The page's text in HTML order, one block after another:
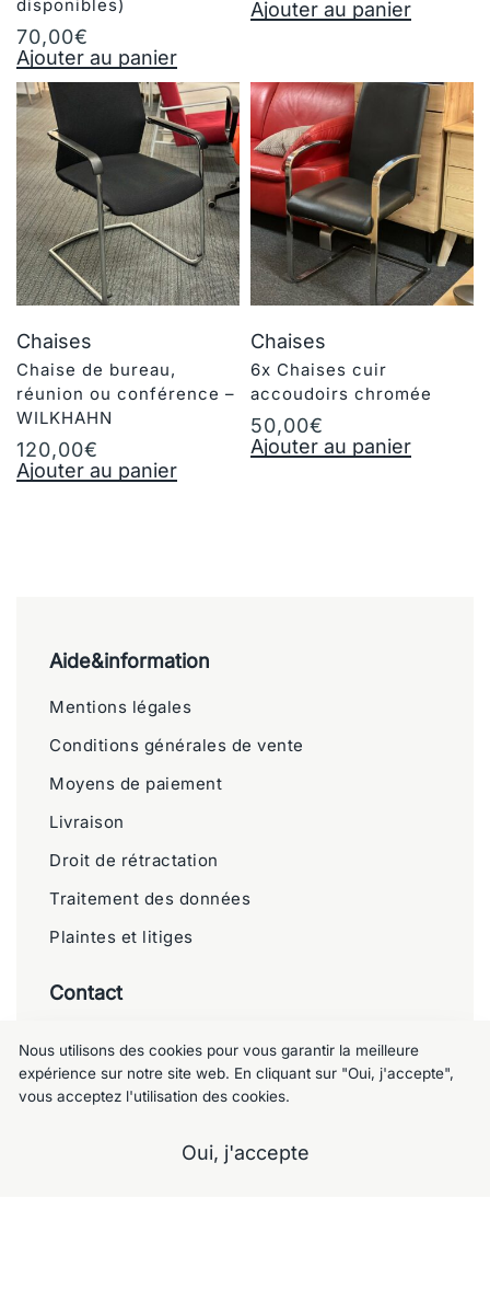
disponibles)
70,00€
Ajouter au panier
Ajouter au panier
Chaises
Chaise de bureau,
réunion ou conférence –
WILKHAHN
120,00€
Ajouter au panier
Chaises
6x Chaises cuir
accoudoirs chromée
50,00€
Ajouter au panier
Aide&information
Mentions légales
Conditions générales de vente
Moyens de paiement
Livraison
Droit de rétractation
Traitement des données
Plaintes et litiges
Contact
Chaussée de Charleroi 125, 1060 Saint-
Gilles
+32 477 09 49 80
Nous utilisons des cookies pour vous garantir la meilleure
expérience sur notre site web. En cliquant sur "Oui, j'accepte",
vous acceptez l'utilisation des cookies.
Oui, j'accepte